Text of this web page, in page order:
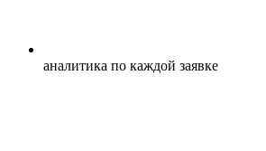
аналитика по каждой заявке